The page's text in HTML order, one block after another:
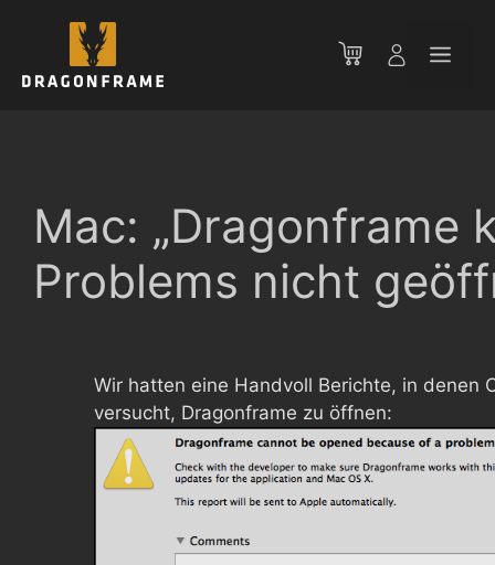
springen
Mac: „Dragonframe
Problems nicht
Wir hatten eine Handvoll Berichte, in denen
versucht, Dragonframe zu öffnen: